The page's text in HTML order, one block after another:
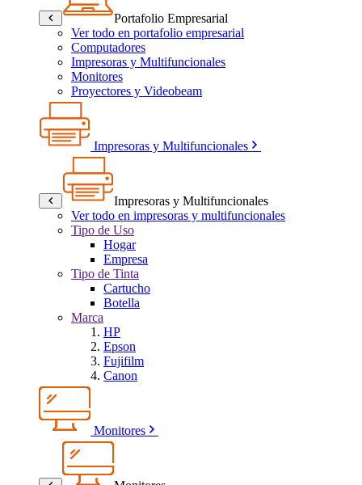
Portafolio Empresarial
Ver todo en portafolio empresarial
Computadores
Impresoras y Multifuncionales
Monitores
Proyectores y Videobeam
Impresoras y Multifuncionales
Impresoras y Multifuncionales
Ver todo en impresoras y multifuncionales
Tipo de Uso
Hogar
Empresa
Tipo de Tinta
Cartucho
Botella
Marca
HP
Epson
Fujifilm
Canon
Monitores